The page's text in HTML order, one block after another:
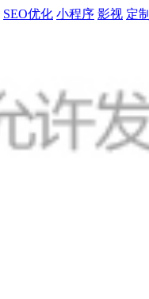
SEO优化 小程序 影视 定